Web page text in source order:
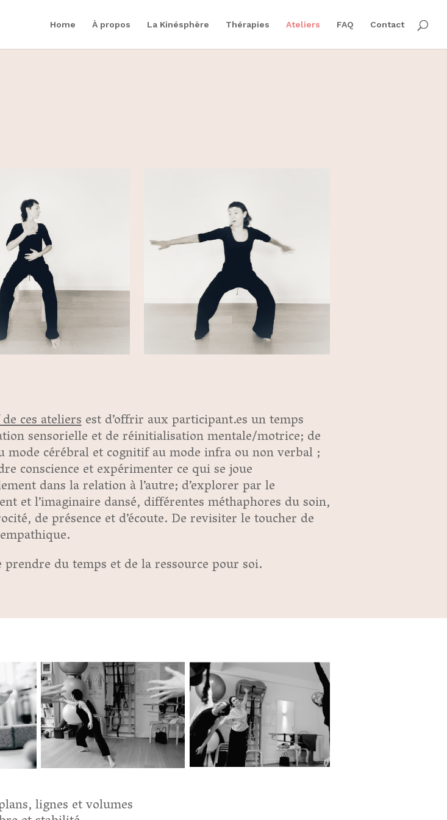
Home À propos La Kinésphère Thérapies Ateliers FAQ Contact
ces ateliersest d’offrir aux participant.es un temps
sensorielle et de réinitialisation mentale/motrice; de
mode cérébral et cognitif au mode infra ou non verbal ;
conscience et expérimenter ce qui se joue
dans la relation à l’autre; d’explorer par le
et l’imaginaire dansé, différentes méthaphores du soin,
de présence et d’écoute. De revisiter le toucher de
du temps et de la ressource pour soi.
lignes et volumes